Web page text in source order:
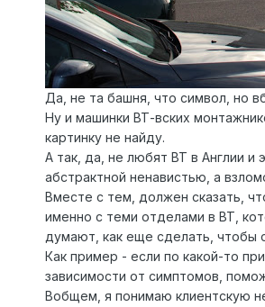
Да, не та башня, что символ, но
Ну и машинки ВТ-вских
картинку не найду.
А так, да, не любят ВТ в Англии и
абстрактной ненавистью, а
Вместе с тем, должен сказать,
именно с теми отделами в ВТ,
думают, как еще сделать, чтобы
Как пример - если по какой-то
зависимости от симптомов,
Вобщем, я понимаю клиентскую